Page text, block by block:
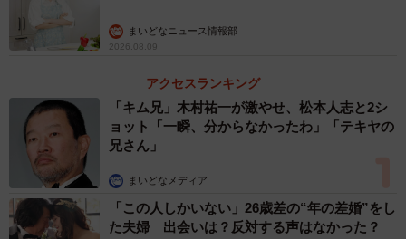
まいどなニュース情報部
2026.08.09
アクセスランキング
「キム兄」木村祐一が激やせ、松本人志と2シ
ョット「一瞬、分からなかったわ」「テキヤの
兄さん」
まいどなメディア
「この人しかいない」26歳差の“年の差婚”をし
た夫婦 出会いは？反対する声はなかった？